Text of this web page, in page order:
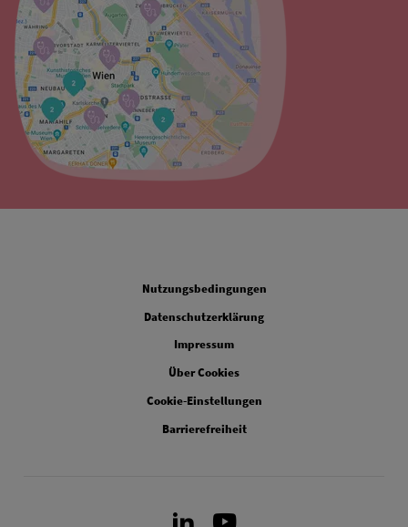
Nutzungsbedingungen
Datenschutzerklärung
Impressum
Über Cookies
Cookie-Einstellungen
Barrierefreiheit